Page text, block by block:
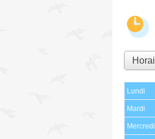
Lundi
Mardi
Mercredi